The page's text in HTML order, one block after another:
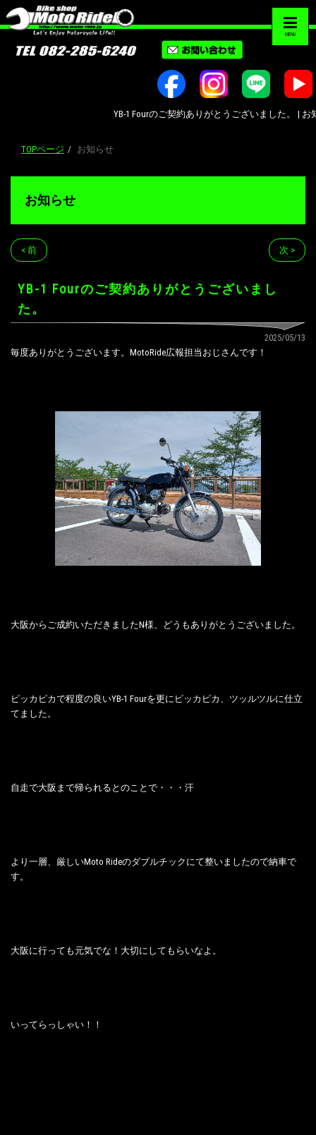
MENU
YB-1 Fourのご契約ありがとうございました。 | お
TOPページ お知らせ
お知らせ
< 前 次 >
YB-1 Fourのご契約ありがとうございまし
た。
2025/05/13
毎度ありがとうございます。MotoRide広報担当おじさんです！
大阪からご成約いただきましたN様、どうもありがとうございました。
ピッカピカで程度の良いYB-1 Fourを更にピッカピカ、ツッルツルに仕立
てました。
自走で大阪まで帰られるとのことで・・・汗
より一層、厳しいMoto Rideのダブルチックにて整いましたので納車で
す。
大阪に行っても元気でな！大切にしてもらいなよ。
いってらっしゃい！！